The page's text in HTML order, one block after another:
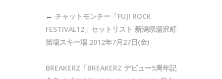
チャットモンチー「FUJI ROCK
FESTIVAL12」セットリスト 新潟県湯沢町
苗場スキー場 2012年7月27日(金)
BREAKERZ「BREAKERZ デビュー5周年記